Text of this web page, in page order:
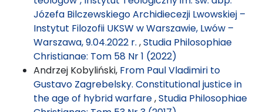
Józefa Bilczewskiego Archidiecezji Lwowskiej –
Instytut Filozofii UKSW w Warszawie, Lwów –
Warszawa, 9.04.2022 r. ,Studia Philosophiae
Christianae: Tom 58 Nr 1 (2022)
Andrzej Kobyliński, From Paul Vladimiri to
Gustavo Zagrebelsky. Constitutional justice in
the age of hybrid warfare,Studia Philosophiae